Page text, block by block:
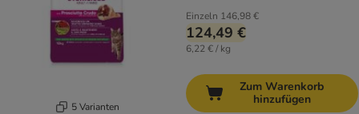
5 Varianten
Einzeln 146,98 €
124,49 €
6,22 € / kg
Zum Warenkorb
hinzufügen